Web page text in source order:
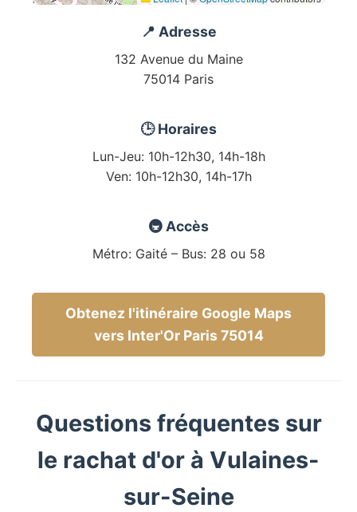
📍 Adresse
132 Avenue du Maine
75014 Paris
🕒 Horaires
Lun-Jeu: 10h-12h30, 14h-18h
Ven: 10h-12h30, 14h-17h
🚇 Accès
Métro: Gaité – Bus: 28 ou 58
Obtenez l'itinéraire Google Maps
vers Inter'Or Paris 75014
Questions fréquentes sur
le rachat d'or à Vulaines-
sur-Seine